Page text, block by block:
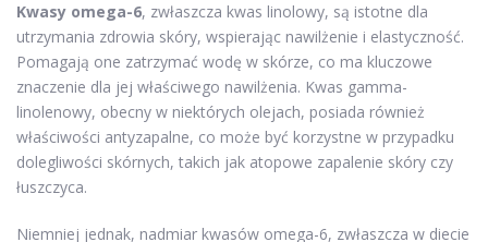
Kwasy omega-6, zwłaszcza kwas linolowy, są istotne dla
utrzymania zdrowia skóry, wspierając nawilżenie i elastyczność.
Pomagają one zatrzymać wodę w skórze, co ma kluczowe
znaczenie dla jej właściwego nawilżenia. Kwas gamma-
linolenowy, obecny w niektórych olejach, posiada również
właściwości antyzapalne, co może być korzystne w przypadku
dolegliwości skórnych, takich jak atopowe zapalenie skóry czy
łuszczyca.
Niemniej jednak, nadmiar kwasów omega-6, zwłaszcza w diecie